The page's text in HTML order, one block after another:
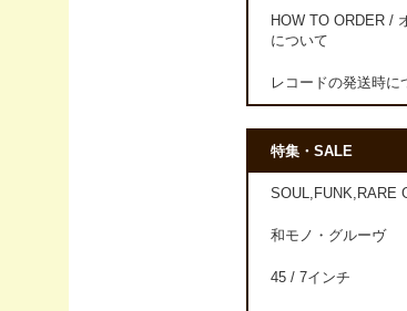
HOW TO ORDER /
について
レコードの発送時に
特集・SALE
SOUL,FUNK,RARE
和モノ・グルーヴ
45 / 7インチ